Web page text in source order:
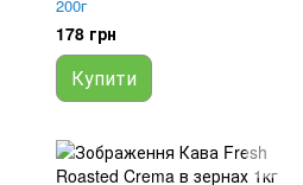
200г
178 грн
Купити